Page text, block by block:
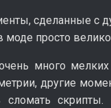
сделанные с
просто
много
другие
скрипты.